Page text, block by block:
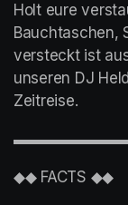
Holt eure
Bauchtaschen,
versteckt ist
unseren DJ
Zeitreise.
◆◆ FACTS ◆◆